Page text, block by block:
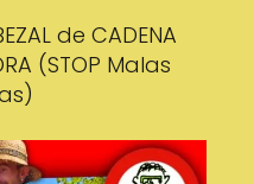
de CADENA
(STOP Malas